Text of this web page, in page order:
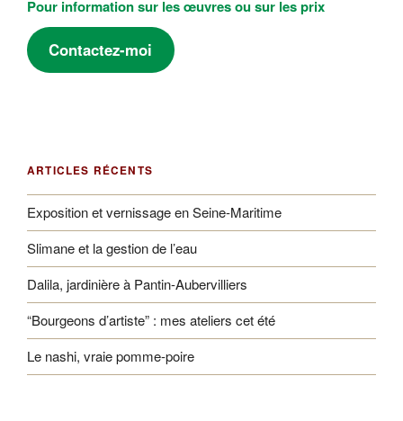
Pour information sur les œuvres ou sur les prix
Contactez-moi
ARTICLES RÉCENTS
Exposition et vernissage en Seine-Maritime
Slimane et la gestion de l’eau
Dalila, jardinière à Pantin-Aubervilliers
“Bourgeons d’artiste” : mes ateliers cet été
Le nashi, vraie pomme-poire